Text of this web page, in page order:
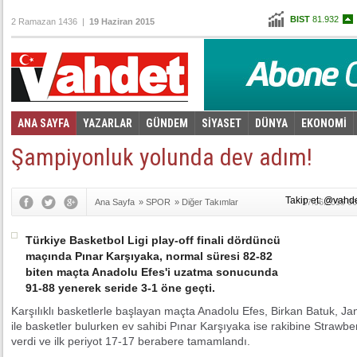
BIST 81.932
Altın104,677
Euro 3,0875
2 Ramazan 1436 | 19 Haziran 2015
ANA SAYFA YAZARLAR GÜNDEM SİYASET DÜNYA EKONOMİ
Foto Galeri Video Galeri
Şampiyonluk yolunda dev adım!
Ana Sayfa » SPOR » Diğer Takımlar 17.06.2015
Türkiye Basketbol Ligi play-off finali dördüncü
maçında Pınar Karşıyaka, normal süresi 82-82
biten maçta Anadolu Efes'i uzatma sonucunda
91-88 yenerek seride 3-1 öne geçti.
Karşılıklı basketlerle başlayan maçta Anadolu Efes, Birkan Batuk,
ile basketler bulurken ev sahibi Pınar Karşıyaka ise rakibine
verdi ve ilk periyot 17-17 berabere tamamlandı.
Takip et: